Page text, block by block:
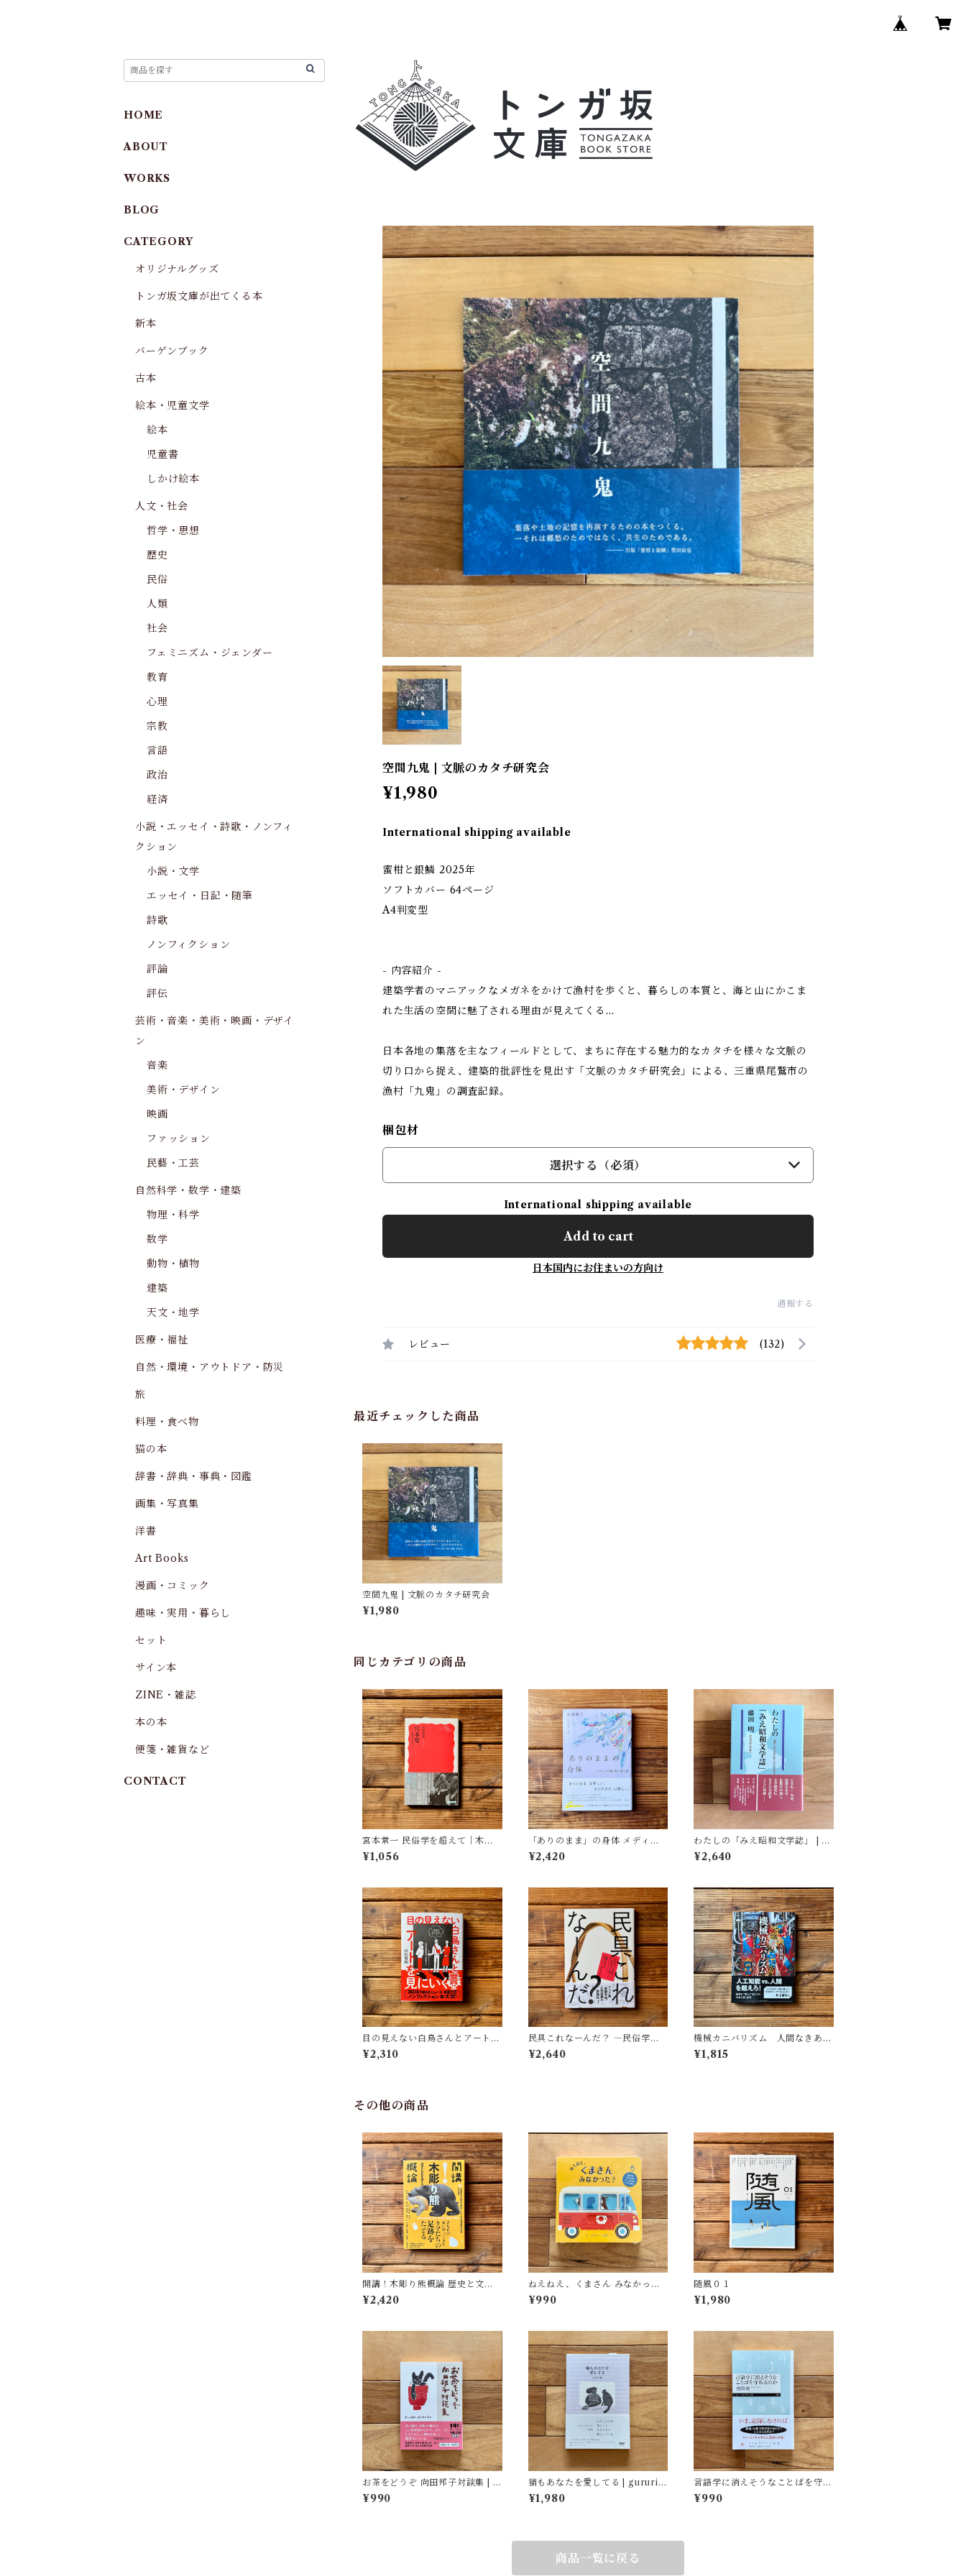
空間九鬼 | 文脈のカタチ研究会
¥1,980
International shipping available
蜜柑と銀鱗 2025年
ソフトカバー 64ページ
A4判変型
- 内容紹介 -
建築学者のマニアックなメガネをかけて漁村を歩くと、暮らしの本質と、海と山にかこま
れた生活の空間に魅了される理由が見えてくる…
日本各地の集落を主なフィールドとして、まちに存在する魅力的なカタチを様々な文脈の
切り口から捉え、建築的批評性を見出す「文脈のカタチ研究会」による、三重県尾鷲市の
漁村「九鬼」の調査記録。
梱包材
選択する（必須）
International shipping available
Add to cart
日本国内にお住まいの方向け
通報する
レビュー (132)
最近チェックした商品
空間九鬼 | 文脈のカタチ研究会
¥1,980
同じカテゴリの商品
宮本常一 民俗学を超えて｜木村
哲也
¥1,056
「ありのまま」の身体 メディア
が描く私の見た目 | 藤嶋 陽子(著)
¥2,420
わたしの「みえ昭和文学誌」 | 藤
田 明
¥2,640
目の見えない白鳥さんとアートを
見にいく | 川内 有緒
¥2,310
民具これなーんだ？ ―民俗学
者・宮本常一が美術大学に遺した
民具コレクション | 加藤幸治(監
¥2,640
機械カニバリズム 人間なきあと
の人類学へ｜久保 明教
¥1,815
その他の商品
開講！木彫り熊概論 歴史と文化
を旅する | 北海道大学大学院文学
院文化多様性論講座博物館学研究
¥2,420
ねえねえ、くまさん みなかっ
た？ | リディア・ニコルズ(絵),
みた かよこ(訳)
¥990
随風０１
¥1,980
お茶をどうぞ 向田邦子対談集 | 向
田 邦子
¥990
猫もあなたを愛してる | gururi
(編)
¥1,980
言語学に消えそうなことばを守れ
るのか | 吉岡 乾
¥990
商品一覧に戻る
HOME
ABOUT
WORKS
BLOG
CATEGORY
オリジナルグッズ
トンガ坂文庫が出てくる本
新本
バーゲンブック
古本
絵本・児童文学
絵本
児童書
しかけ絵本
人文・社会
哲学・思想
歴史
民俗
人類
社会
フェミニズム・ジェンダー
教育
心理
宗教
言語
政治
経済
小説・エッセイ・詩歌・ノンフィ
クション
小説・文学
エッセイ・日記・随筆
詩歌
ノンフィクション
評論
評伝
芸術・音楽・美術・映画・デザイ
ン
音楽
美術・デザイン
映画
ファッション
民藝・工芸
自然科学・数学・建築
物理・科学
数学
動物・植物
建築
天文・地学
医療・福祉
自然・環境・アウトドア・防災
旅
料理・食べ物
猫の本
辞書・辞典・事典・図鑑
画集・写真集
洋書
Art Books
漫画・コミック
趣味・実用・暮らし
セット
サイン本
ZINE・雑誌
本の本
便箋・雑貨など
CONTACT